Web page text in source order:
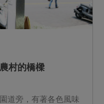
村的橋樑
道旁，有著各色風味